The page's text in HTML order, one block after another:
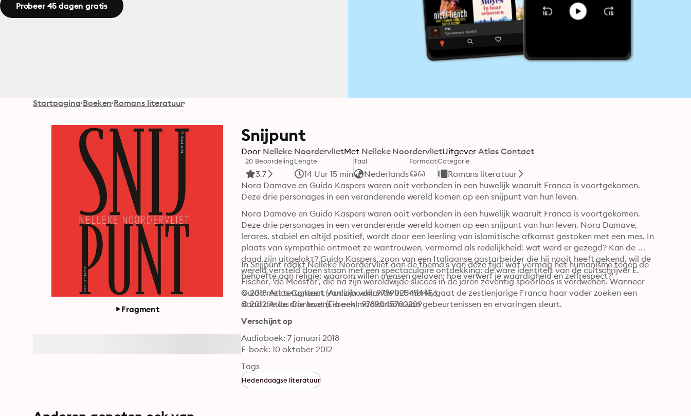
Probeer 45 dagen gratis
Startpagina Boeken Romans literatuur
Fragment
Snijpunt
Door Nelleke NoordervlietMet Nelleke NoordervlietUitgever Atlas Contact
20 Beoordeling
3.7
Lengte
14 Uur 15 min
Taal
Nederlands
FormaatCategorie
Romans literatuur
Nora Damave en Guido Kaspers waren ooit verbonden in een huwelijk waaruit Franca is voortgekomen.
Deze drie personages in een veranderende wereld komen op een snijpunt van hun leven.
Nora Damave en Guido Kaspers waren ooit verbonden in een huwelijk waaruit Franca is voortgekomen.
Deze drie personages in een veranderende wereld komen op een snijpunt van hun leven. Nora Damave,
lerares, stabiel en altijd positief, wordt door een leerling van islamitische afkomst gestoken met een mes. In
plaats van sympathie ontmoet ze wantrouwen, vermomd als redelijkheid: wat werd er gezegd? Kan de
daad zijn uitgelokt? Guido Kaspers, zoon van een Italiaanse gastarbeider die hij nooit heeft gekend, wil de
wereld versteld doen staan met een spectaculaire ontdekking: de ware identiteit van de cultschrijver E.
Fischer, 'de Meester', die na zijn wereldwijde succes in de jaren zeventig spoorloos is verdwenen. Wanneer
Guido niet terugkeert van zijn vakantie in Umbrië, gaat de zestienjarige Franca haar vader zoeken een
daad die de drie levens in een maalstroom van gebeurtenissen en ervaringen sleurt.
In Snijpunt raakt Nelleke Noordervliet aan de thema's van deze tijd: wat vermag het humanisme tegen de
behoefte aan religie; waarom willen mensen geloven; hoe verwerf je waardigheid en zelfrespect?'
© 2018 Atlas Contact (Audioboek): 9789025454456
© 2012 Atlas Contact (E-boek): 9789045702209
Verschijnt op
Audioboek: 7 januari 2018
E-boek: 10 oktober 2012
Tags
Hedendaagse literatuur